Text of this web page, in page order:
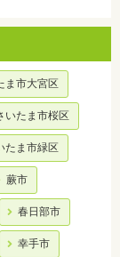
ま市大宮区
いたま市桜区
たま市緑区
蕨市
春日部市
幸手市